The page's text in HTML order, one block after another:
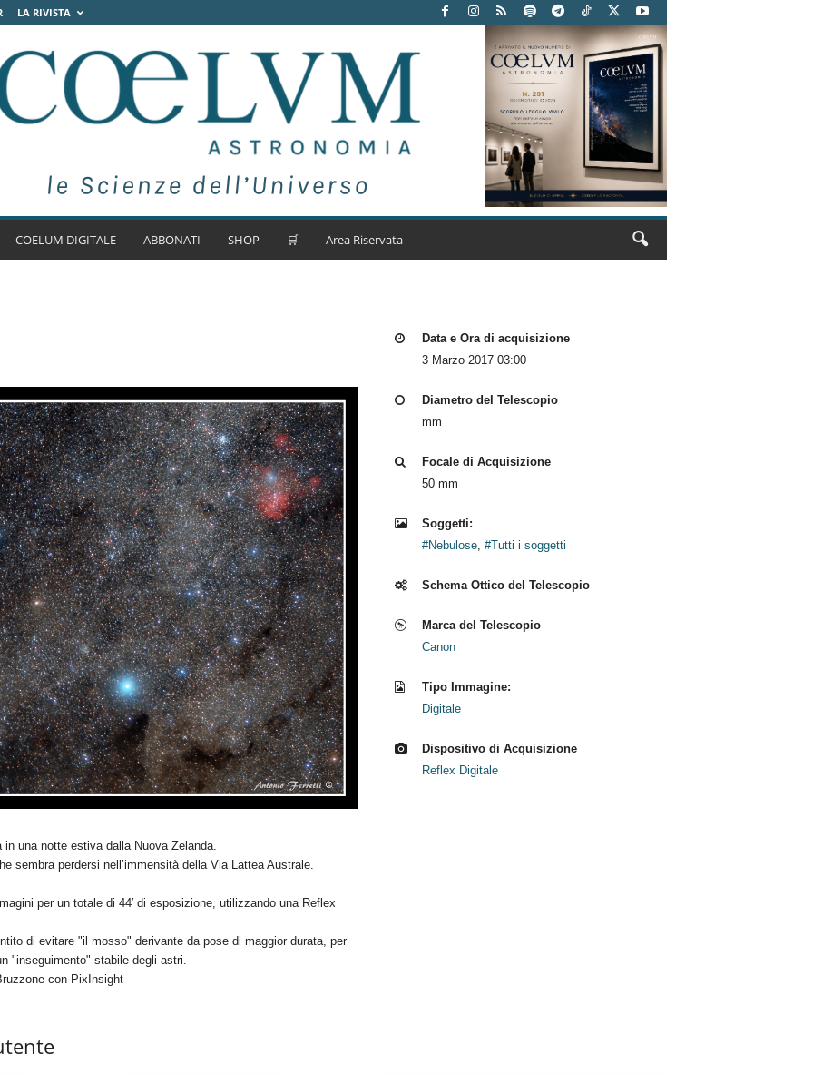
LA RIVISTA
COELUM DIGITALE ABBONATI SHOP 🛒 Area Riservata
una notte estiva dalla Nuova Zelanda.
sembra perdersi nell’immensità della Via Lattea Australe.
per un totale di 44′ di esposizione, utilizzando una Reflex
di evitare "il mosso" derivante da pose di maggior durata, per
"inseguimento" stabile degli astri.
con PixInsight
Data e Ora di acquisizione
3 Marzo 2017 03:00
Diametro del Telescopio
mm
Focale di Acquisizione
50 mm
Soggetti:
#Nebulose, #Tutti i soggetti
Schema Ottico del Telescopio
Marca del Telescopio
Canon
Tipo Immagine:
Digitale
Dispositivo di Acquisizione
Reflex Digitale